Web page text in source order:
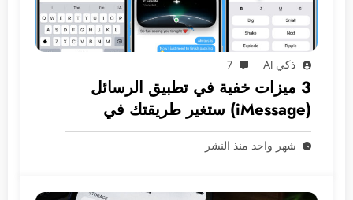
ذكي AI 7
3 ميزات خفية في تطبيق الرسائل
(iMessage) ستغير طريقتك في
المراسلة
شهر واحد منذ النشر